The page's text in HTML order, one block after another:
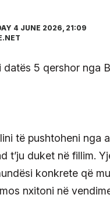
4 JUNE 2026, 21:09
të pushtoheni nga
t’ju duket në fillim.
konkrete që
nxitoni në